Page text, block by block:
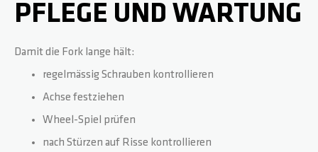
PFLEGE UND WARTUNG
Damit die Fork lange hält:
regelmässig Schrauben kontrollieren
Achse festziehen
Wheel-Spiel prüfen
nach Stürzen auf Risse kontrollieren